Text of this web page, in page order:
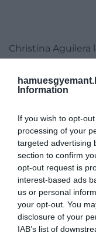
Information
If you wish to opt-
processing of your
targeted advertising
section to confirm
opt-out request is
interest-based ads
us or personal
your opt-out. You
disclosure of your
IAB’s list of
Christina
jelent meg, de
Sőt rögtön kettőn
egy sima angol
spanyol nyelvű
Az énekesnő
nyelvű lemezt 21
ilyen karrierje
maga idejében
a latinpop egyre
nagy sztár előtt
spanyolul